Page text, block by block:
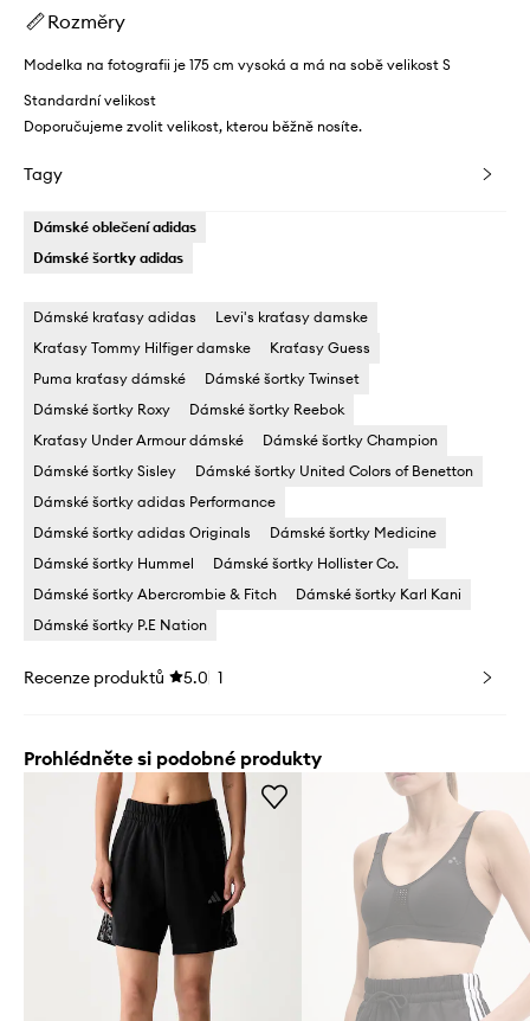
Rozměry
Modelka na fotografii je 175 cm vysoká a má na sobě velikost S
Standardní velikost
Doporučujeme zvolit velikost, kterou běžně nosíte.
Tagy
Dámské oblečení adidas
Dámské šortky adidas
Dámské kraťasy adidas
Levi's kraťasy damske
Kraťasy Tommy Hilfiger damske
Kraťasy Guess
Puma kraťasy dámské
Dámské šortky Twinset
Dámské šortky Roxy
Dámské šortky Reebok
Kraťasy Under Armour dámské
Dámské šortky Champion
Dámské šortky Sisley
Dámské šortky United Colors of Benetton
Dámské šortky adidas Performance
Dámské šortky adidas Originals
Dámské šortky Medicine
Dámské šortky Hummel
Dámské šortky Hollister Co.
Dámské šortky Abercrombie & Fitch
Dámské šortky Karl Kani
Dámské šortky P.E Nation
Recenze produktů 5.0 1
Prohlédněte si podobné produkty